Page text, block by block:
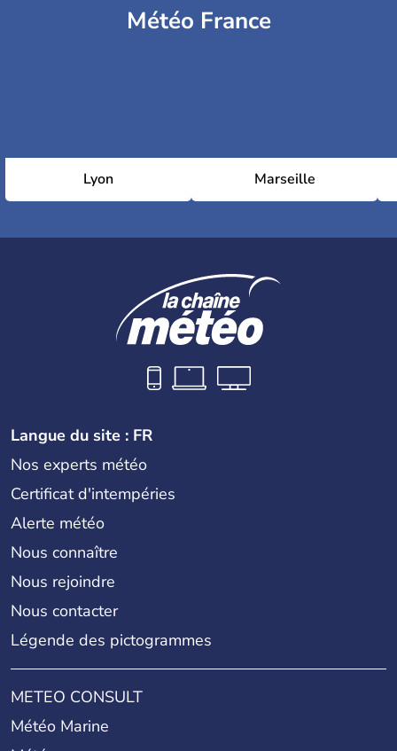
Météo France
Lyon Marseille
Langue du site : FR
Nos experts météo
Certificat d'intempéries
Alerte météo
Nous connaître
Nous rejoindre
Nous contacter
Légende des pictogrammes
METEO CONSULT
Météo Marine